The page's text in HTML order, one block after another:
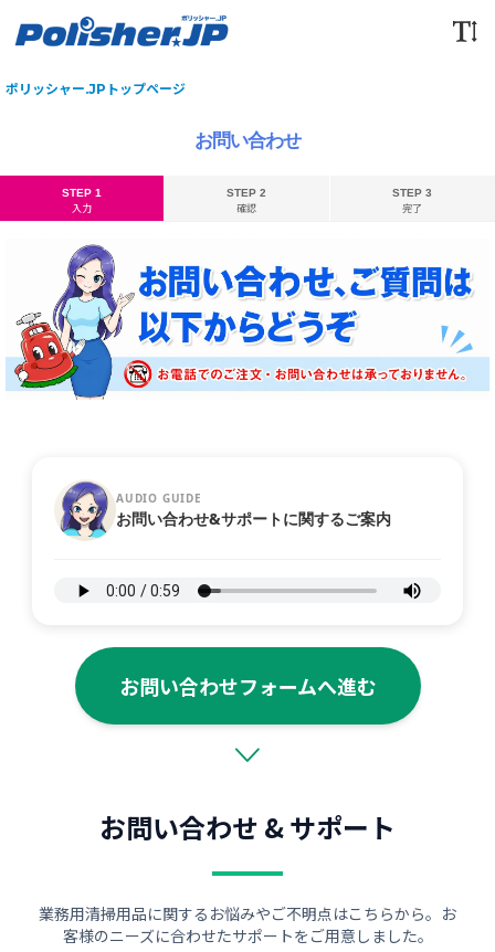
ポリッシャー.JPトップページ
お問い合わせ
STEP 1
入力
STEP 2
確認
STEP 3
完了
AUDIO GUIDE
お問い合わせ&サポートに関するご案内
お問い合わせフォームへ進む
お問い合わせ & サポート
業務用清掃用品に関するお悩みやご不明点はこちらから。お
客様のニーズに合わせたサポートをご用意しました。